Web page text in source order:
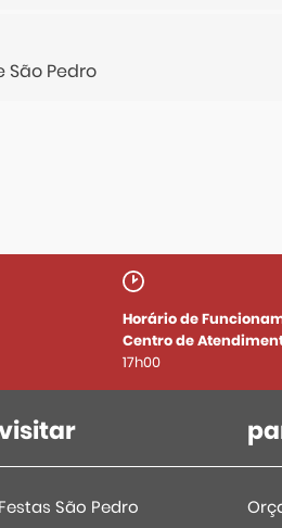
São Pedro
Horário de
Centro de
17h00
Festas São Pedro